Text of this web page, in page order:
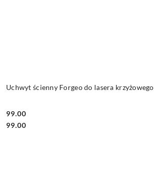
Uchwyt ścienny Forgeo do lasera krzyżowego
Cena:
99.00
Cena:
99.00